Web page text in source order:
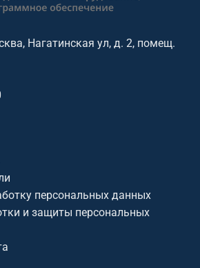
Нагатинская ул, д. 2, помещ.
персональных данных
и защиты персональных